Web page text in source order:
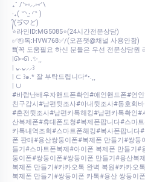
₊˚ /ᐠ⑅⸝⸝⑅ᐟ\
‎‧₊( ˶◝ ·̫ ◜˶ )
‎᭄(ゔ♡ど)
⭐라인ID:MG5085⭐(24시간전문상담)
✅㉸톡:HVW768✅/(오픈챗@채널 사용안함)
❗❗(꼭 도움필요 하신 분들은 우선 전문상담원
|ᘏ⑅ᘏ .✨⸒⸒
| ᴗ͈.ᴗ͈⸝⸝꒱
| ⊂ ꒱๑.* 잘 부탁드립니다*•.¸¸
| ∪
#바람난배우자핸드폰확인#애인핸드폰#연
친구감시#남편뒷조사#아내뒷조사#동호회
#혼전뒷조사#남편카톡해킹#남편카톡확인
산복제폰#휴대폰도청#복제폰팝니다#스마
카톡내역조회#스마트폰해킹#복사폰팝니다
폰 판매#용산쌍둥이폰#복제폰 만들기#쌍
들기#스마트폰복제#아이폰 복제폰 만들기
둥이폰#쌍둥이폰#쌍둥이폰 만들기#용산복
복제폰 만들기#카카오톡 완벽 복원#카카오
복제폰 만들기#쌍둥이폰 카톡#용산 쌍둥이